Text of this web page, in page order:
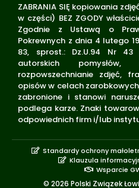
ZABRANIA SIĘ kopiowania
w części) BEZ ZGODY
Zgodnie z Ustawą o
Pokrewnych z dnia 4 lutego
83, sprost.: Dz.U.94 Nr 43
autorskich pomysłów,
rozpowszechnianie zdjęć,
opisów w celach
zabronione i stanowi
podlega karze. Znaki
odpowiednich firm i/lub
© 2026 Polski Związek
Standardy ochrony
Klauzula
Wsparcie